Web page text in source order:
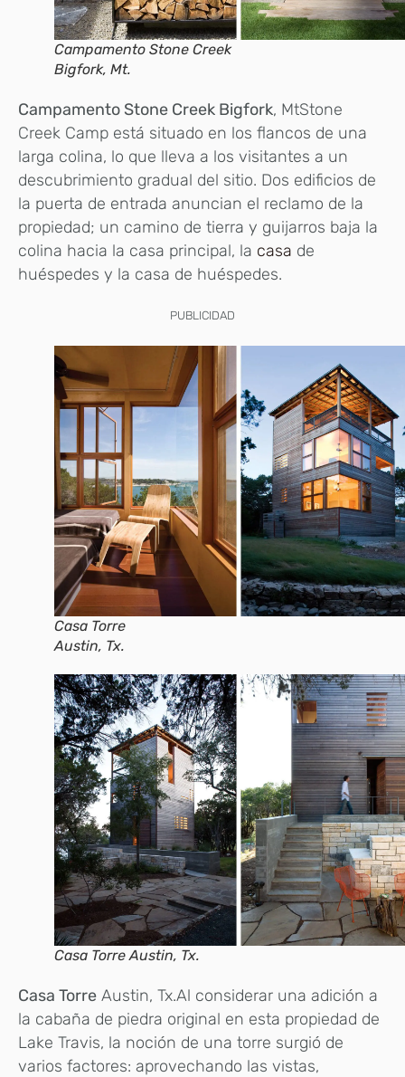
Campamento Stone Creek
Bigfork, Mt.
Campamento Stone Creek Bigfork, MtStone
Creek Camp está situado en los flancos de una
larga colina, lo que lleva a los visitantes a un
descubrimiento gradual del sitio. Dos edificios de
la puerta de entrada anuncian el reclamo de la
propiedad; un camino de tierra y guijarros baja la
colina hacia la casa principal, la casa de
huéspedes y la casa de huéspedes.
PUBLICIDAD
Casa Torre
Austin, Tx.
Casa Torre Austin, Tx.
Casa Torre Austin, Tx.Al considerar una adición a
la cabaña de piedra original en esta propiedad de
Lake Travis, la noción de una torre surgió de
varios factores: aprovechando las vistas,